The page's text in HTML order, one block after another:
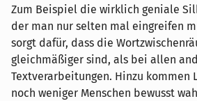
Zum Beispiel die wirklich geniale
der man nur selten mal eingreifen
sorgt dafür, dass die
gleichmäßiger sind, als bei allen
Textverarbeitungen. Hinzu kommen
noch weniger Menschen bewusst